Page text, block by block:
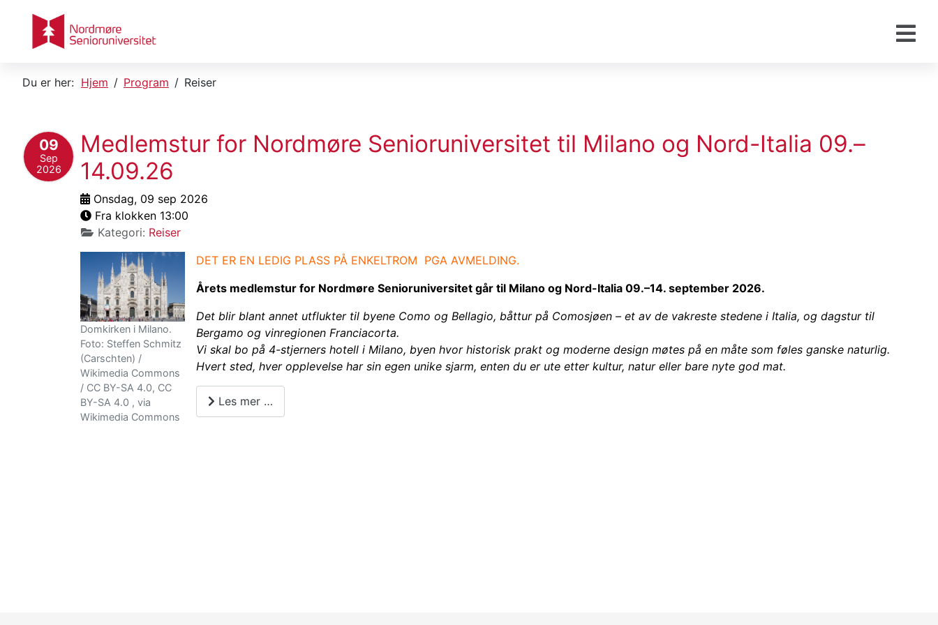
Du er her: Hjem Program Reiser
09
Sep
2026
Medlemstur for Nordmøre Senioruniversitet til Milano og Nord-Italia 09.–
14.09.26
Onsdag, 09 sep 2026
Fra klokken 13:00
Kategori: Reiser
Domkirken i Milano.
Foto: Steffen Schmitz
(Carschten) /
Wikimedia Commons
/ CC BY-SA 4.0, CC
BY-SA 4.0 , via
Wikimedia Commons
DET ER EN LEDIG PLASS PÅ ENKELTROM PGA AVMELDING.
Årets medlemstur for Nordmøre Senioruniversitet går til Milano og Nord-Italia 09.–14. september 2026.
Det blir blant annet utflukter til byene Como og Bellagio, båttur på Comosjøen – et av de vakreste stedene i Italia, og dagstur til
Bergamo og vinregionen Franciacorta.
Vi skal bo på 4-stjerners hotell i Milano, byen hvor historisk prakt og moderne design møtes på en måte som føles ganske naturlig.
Hvert sted, hver opplevelse har sin egen unike sjarm, enten du er ute etter kultur, natur eller bare nyte god mat.
Les mer …